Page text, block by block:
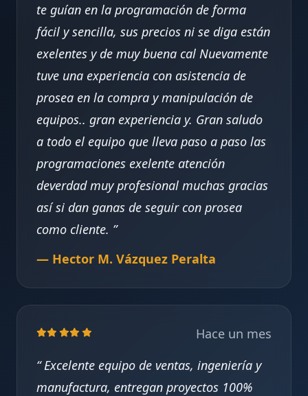
te guían en la programación de forma
fácil y sencilla, sus precios ni se diga están
exelentes y de muy buena cal Nuevamente
tuve una experiencia con asistencia de
prosea en la compra y manipulación de
equipos.. gran experiencia y. Gran saludo
a todo el equipo que lleva paso a paso las
programaciones exelente atención
deverdad muy profesional muchas gracias
así si dan ganas de seguir con prosea
como cliente.
— Hector M. Vázquez Peralta
Hace un mes
Excelente equipo de ventas, ingeniería y
manufactura, entregan proyectos 100%